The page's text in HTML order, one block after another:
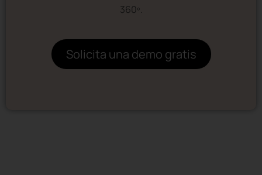
360º.
Solicita una demo gratis